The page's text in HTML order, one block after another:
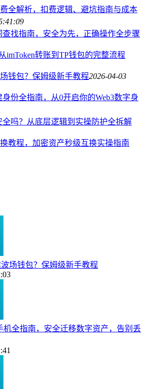
全解析，扣费逻辑、避坑指南与成本
查找指南，安全为先，正确操作全步骤
imToken转账到TP钱包的完整流程
钱包？保姆级新手教程2026-04-03
身份全指南，从0开启你的Web3数字身
全吗？从底层逻辑到实操防护全拆解
教程，加密资产秒级互换实操指南
场钱包？保姆级新手教程
机全指南，安全迁移数字资产，告别丢